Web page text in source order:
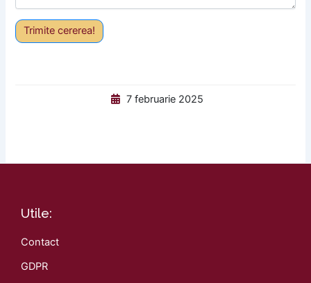
Trimite cererea!
7 februarie 2025
Utile:
Contact
GDPR